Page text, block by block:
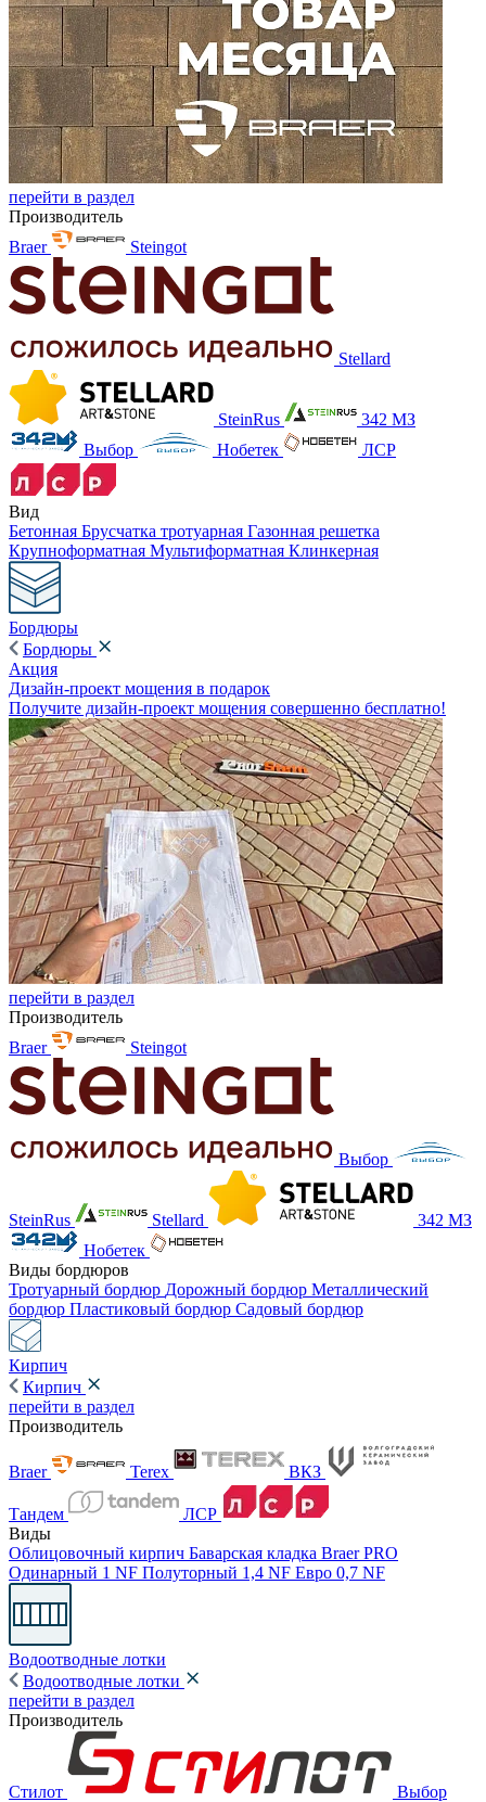
перейти в раздел
Производитель
Braer
Steingot
Stellard
SteinRus
342 МЗ
Выбор
Нобетек ЛСР
Вид
Бетонная Брусчатка тротуарная Газонная решетка
Крупноформатная Мультиформатная Клинкерная
Бордюры
Бордюры
Акция
Дизайн-проект мощения в подарок
Получите дизайн-проект мощения совершенно бесплатно!
перейти в раздел
Производитель
Braer
Steingot
Выбор
SteinRus Stellard
342 МЗ
Нобетек
Виды бордюров
Тротуарный бордюр Дорожный бордюр Металлический
бордюр Пластиковый бордюр Садовый бордюр
Кирпич
Кирпич
перейти в раздел
Производитель
Braer Terex ВКЗ
Тандем
ЛСР
Виды
Облицовочный кирпич Баварская кладка Braer PRO
Одинарный 1 NF Полуторный 1,4 NF Евро 0,7 NF
Водоотводные лотки
Водоотводные лотки
перейти в раздел
Производитель
Стилот Выбор